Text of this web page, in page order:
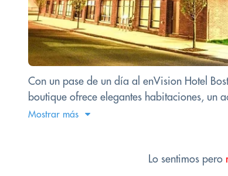
Con un pase de un día al enVision Hotel
boutique ofrece elegantes habitaciones, un
Mostrar más
Lo sentimos pero